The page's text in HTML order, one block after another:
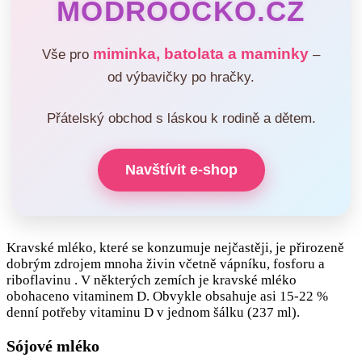
MODROOČKO.CZ
Vše pro miminka, batolata a maminky –
od výbavičky po hračky.
Přátelský obchod s láskou k rodině a dětem.
Navštívit e-shop
Kravské mléko, které se konzumuje nejčastěji, je přirozeně
dobrým zdrojem mnoha živin včetně vápníku, fosforu a
riboflavinu . V některých zemích je kravské mléko
obohaceno vitaminem D. Obvykle obsahuje asi 15-22 %
denní potřeby vitaminu D v jednom šálku (237 ml).
Sójové mléko